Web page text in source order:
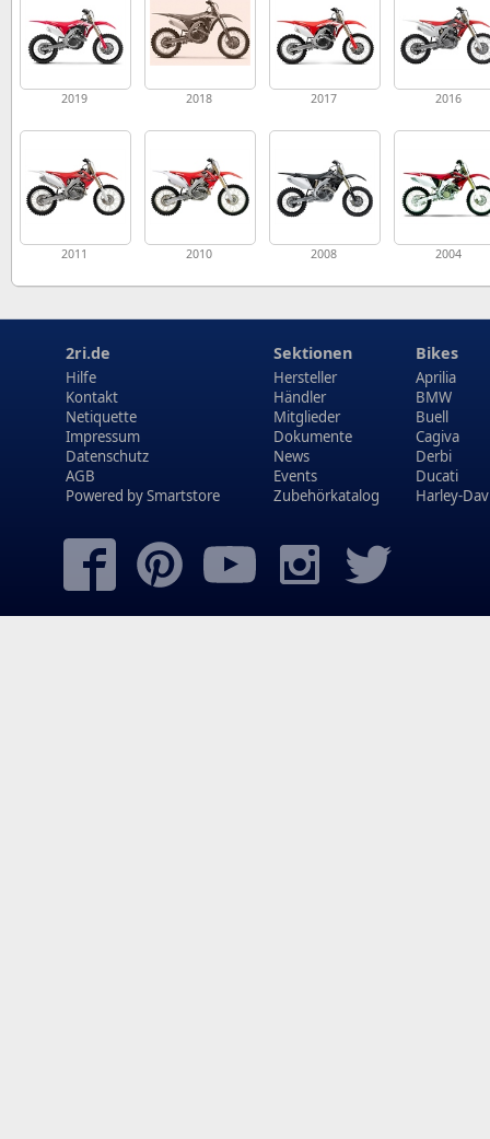
2019 2018 2017 2016
2011 2010 2008 2004
2ri.de
Hilfe
Kontakt
Netiquette
Impressum
Datenschutz
AGB
Powered bySmartstore
Sektionen
Hersteller
Händler
Mitglieder
Dokumente
News
Events
Zubehörkatalog
Bikes
Aprilia
BMW
Buell
Cagiva
Derbi
Ducati
Harley-